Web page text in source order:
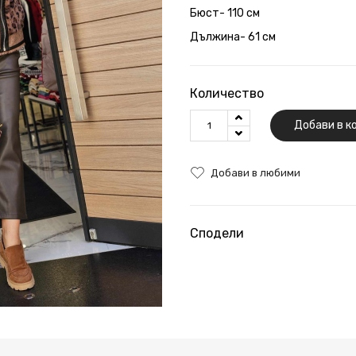
Бюст- 110 см
Дължина- 61 см
Количество
Добави в
Добави в любими
Сподели